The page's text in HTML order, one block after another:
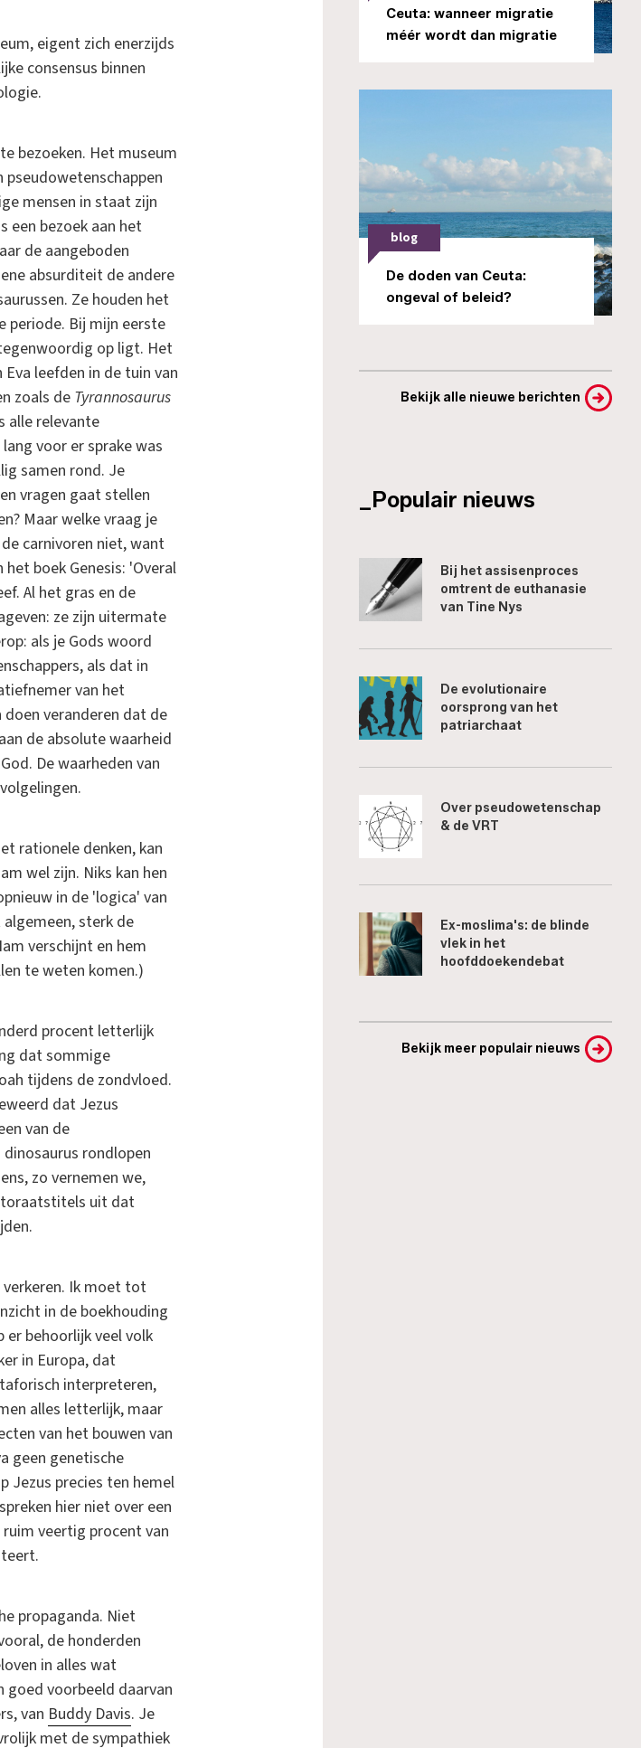
eigent zich enerzijds
consensus binnen
bezoeken. Het museum
mensen in staat zijn
een bezoek aan het
de aangeboden
absurditeit de andere
Ze houden het
periode. Bij mijn eerste
op ligt. Het
leefden in de tuin van
zoals de Tyrannosaurus
alle relevante
voor er sprake was
samen rond. Je
vragen gaat stellen
Maar welke vraag je
carnivoren niet, want
boek Genesis: 'Overal
Al het gras en de
ze zijn uitermate
als je Gods woord
als dat in
van het
veranderen dat de
de absolute waarheid
De waarheden van
rationele denken, kan
wel zijn. Niks kan hen
in de 'logica' van
sterk de
verschijnt en hem
te weten komen.)
procent letterlijk
dat sommige
tijdens de zondvloed.
dat Jezus
van de
rondlopen
zo vernemen we,
uit dat
verkeren. Ik moet tot
in de boekhouding
er behoorlijk veel volk
in Europa, dat
interpreteren,
alles letterlijk, maar
van het bouwen van
geen genetische
Jezus precies ten hemel
hier niet over een
veertig procent van
propaganda. Niet
de honderden
in alles wat
goed voorbeeld daarvan
van Buddy Davis. Je
met de sympathiek
Ceuta: wanneer migratie
méér wordt dan migratie
blog
De doden van Ceuta:
ongeval of beleid?
Bekijk alle nieuwe berichten
_Populair nieuws
Bij het assisenproces
omtrent de euthanasie
van Tine Nys
De evolutionaire
oorsprong van het
patriarchaat
Over pseudowetenschap
& de VRT
Ex-moslima's: de blinde
vlek in het
hoofddoekendebat
Bekijk meer populair nieuws